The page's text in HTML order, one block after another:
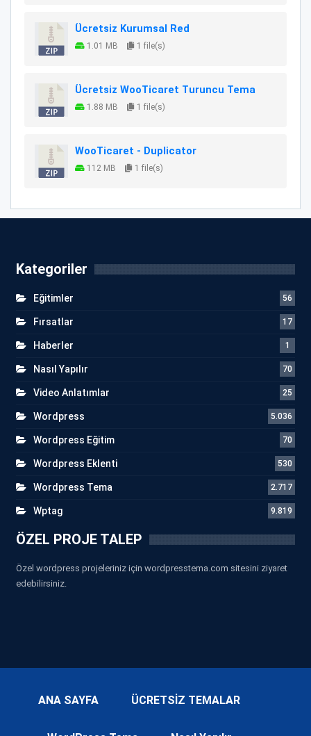
Ücretsiz Kurumsal Red
1.01 MB 1 file(s)
Ücretsiz WooTicaret Turuncu Tema
1.88 MB 1 file(s)
WooTicaret - Duplicator
112 MB 1 file(s)
Kategoriler
Eğitimler 56
Fırsatlar 17
Haberler 1
Nasıl Yapılır 70
Video Anlatımlar 25
Wordpress 5.036
Wordpress Eğitim 70
Wordpress Eklenti 530
Wordpress Tema 2.717
Wptag 9.819
ÖZEL PROJE TALEP
Özel wordpress projeleriniz için wordpresstema.com sitesini ziyaret
edebilirsiniz.
ANA SAYFA ÜCRETSİZ TEMALAR